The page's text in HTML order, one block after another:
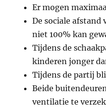
Er mogen
De sociale afstand
niet 100% kan
Tijdens de
kinderen jonger
Tijdens de partij
Beide
ventilatie te